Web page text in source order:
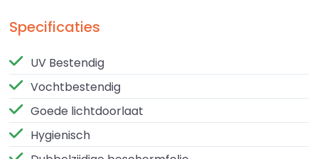
krasbestendigheid en perfecte bewerkbaarheid.
Plexiglas gegoten is verkrijgbaar in diverse
uitvoeringen, waaronder glashelder, opaal, wit, zwart
en translucent – ideaal voor zowel decoratieve als
functionele toepassingen.
Eigenschappen
Specificaties
UV Bestendig
Vochtbestendig
Goede lichtdoorlaat
Hygienisch